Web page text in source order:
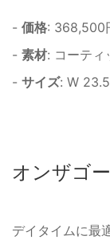
- 価格: 368,500
- 素材: コーティ
- サイズ: W
オンザゴ
デイタイムに最